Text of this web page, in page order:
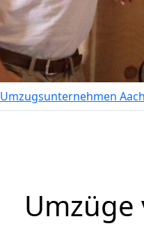
Umzugsunternehmen